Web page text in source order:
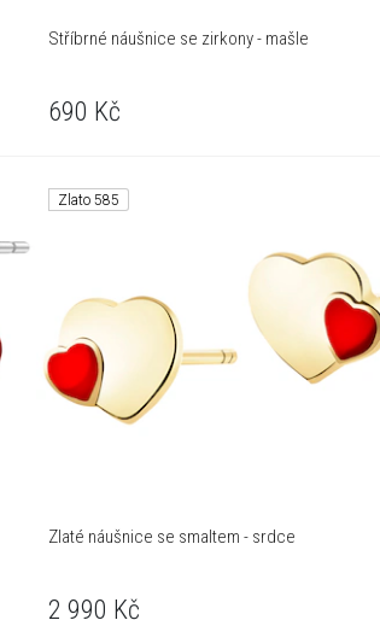
Stříbrné náušnice se zirkony - mašle
690 Kč
Zlato 585
Zlaté náušnice se smaltem - srdce
2 990 Kč